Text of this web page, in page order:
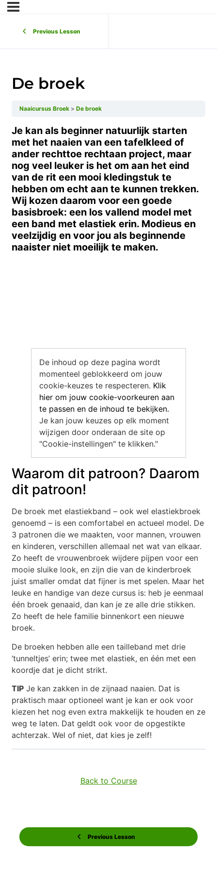
Previous Lesson
De broek
Naaicursus Broek De broek
Je kan als beginner natuurlijk starten
met het naaien van een tafelkleed of
ander rechttoe rechtaan project, maar
nog veel leuker is het om aan het eind
van de rit een mooi kledingstuk te
hebben om echt aan te kunnen trekken.
Wij kozen daarom voor een goede
basisbroek: een los vallend model met
een band met elastiek erin. Modieus en
veelzijdig en voor jou als beginnende
naaister niet moeilijk te maken.
De inhoud op deze pagina wordt
momenteel geblokkeerd om jouw
cookie-keuzes te respecteren. Klik
hier om jouw cookie-voorkeuren aan
te passen en de inhoud te bekijken.
Je kan jouw keuzes op elk moment
wijzigen door onderaan de site op
"Cookie-instellingen" te klikken."
Waarom dit patroon? Daarom
dit patroon!
De broek met elastiekband – ook wel elastiekbroek
genoemd – is een comfortabel en actueel model. De
3 patronen die we maakten, voor mannen, vrouwen
en kinderen, verschillen allemaal net wat van elkaar.
Zo heeft de vrouwenbroek wijdere pijpen voor een
mooie sluike look, en zijn die van de kinderbroek
juist smaller omdat dat fijner is met spelen. Maar het
leuke en handige van deze cursus is: heb je eenmaal
één broek genaaid, dan kan je ze alle drie stikken.
Zo heeft de hele familie binnenkort een nieuwe
broek.
De broeken hebben alle een tailleband met drie
‘tunneltjes’ erin; twee met elastiek, en één met een
koordje dat je dicht strikt.
TIP Je kan zakken in de zijnaad naaien. Dat is
praktisch maar optioneel want je kan er ook voor
kiezen het nog even extra makkelijk te houden en ze
weg te laten. Dat geldt ook voor de opgestikte
achterzak. Wel of niet, dat kies je zelf!
Previous Lesson
Back to Course